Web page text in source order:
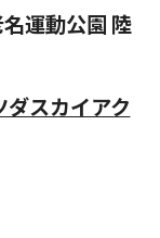
運動公園 陸
スカイアク